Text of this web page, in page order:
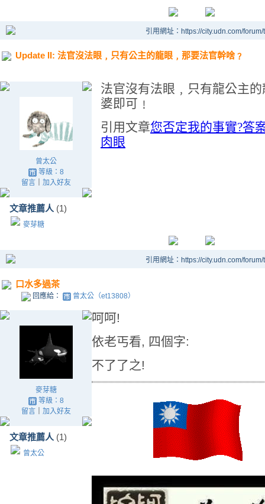
引用網址：https://city.udn.com/
Update II: 法官沒法眼﹐只有公主的龍眼﹐那要法官幹啥﹖
曾太公
等級：8
留言｜ 加入好友
文章推薦人 (1)
麥芽糖
法官沒有法眼﹐只有龍公主
婆即可﹗
引用文章您否定我的事實?答
肉眼
引用網址：https://city.udn.com/
口水多過茶
回應給： 曾太公（et13808）
麥芽糖
等級：8
留言｜ 加入好友
文章推薦人 (1)
曾太公
呵呵!
依老丐看, 四個字:
不了了之!